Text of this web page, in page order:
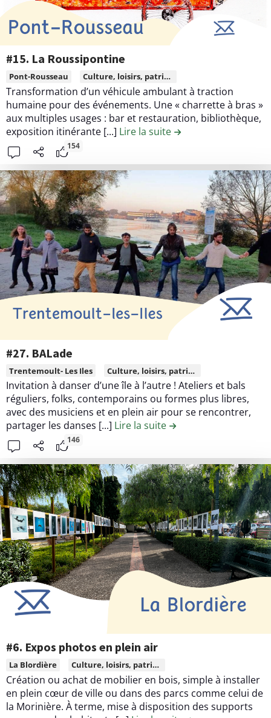
l
a
g
e
s
p
o
r
t
s
u
r
b
a
i
n
s
a
c
n
r
i
b
u
t
i
o
n
#
2
6
.
C
o
u
l
r
s
e
t
v
i
e
!
#15. La Roussipontine
L
i
r
e
l
e
c
o
n
t
e
n
u
d
e
l
n
r
i
b
u
t
i
o
n
#
1
5
.
L
a
R
s
i
p
o
n
t
Pont-Rousseau Culture, loisirs, patrimoine
Transformation d’un véhicule ambulant à traction
humaine pour des événements. Une « charrette à bras »
aux multiples usages : bar et restauration, bibliothèque,
exposition itinérante [...] Lire la suite de la contribution
154
#27. BALade
L
i
r
e
l
e
c
o
n
t
e
n
u
d
e
l
n
r
i
b
Trentemoult- Les Iles Culture, loisirs, patrimoine
Invitation à danser d’une île à l’autre ! Ateliers et bals
réguliers, folks, contemporains ou formes plus libres,
avec des musiciens et en plein air pour se rencontrer,
partager les danses [...] Lire la suite de la contribution #27.
146
#6. Expos photos en plein air
L
i
r
e
La Blordière Culture, loisirs, patrimoine
Création ou achat de mobilier en bois, simple à installer
en plein cœur de ville ou dans des parcs comme celui de
la Morinière. À terme, mise à disposition des supports